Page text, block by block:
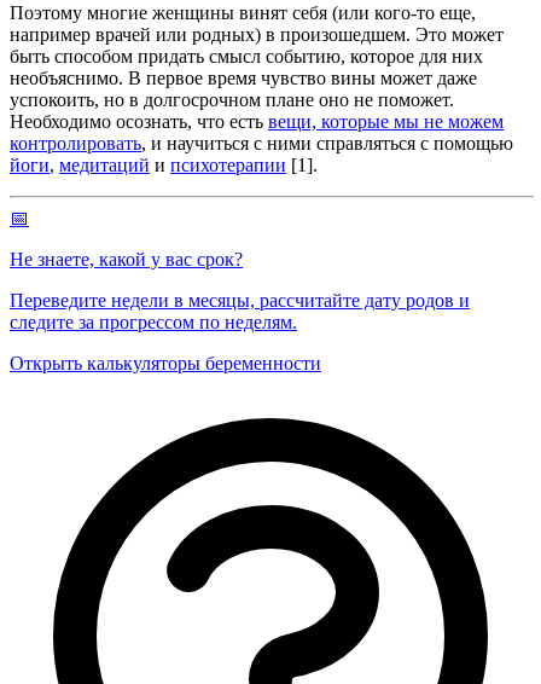
Поэтому многие женщины винят себя (или кого-то еще,
например врачей или родных) в произошедшем. Это может
быть способом придать смысл событию, которое для них
необъяснимо. В первое время чувство вины может даже
успокоить, но в долгосрочном плане оно не поможет.
Необходимо осознать, что есть вещи, которые мы не можем
контролировать, и научиться с ними справляться с помощью
йоги, медитаций и психотерапии [1].
📅
Не знаете, какой у вас срок?
Переведите недели в месяцы, рассчитайте дату родов и
следите за прогрессом по неделям.
Открыть калькуляторы беременности